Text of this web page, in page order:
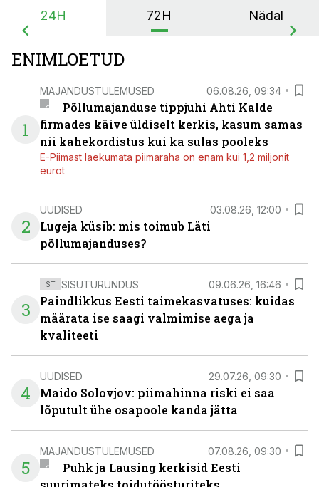
24H 72H Nädal
ENIMLOETUD
1
MAJANDUSTULEMUSED 06.08.26, 09:34
Põllumajanduse tippjuhi Ahti Kalde
firmades käive üldiselt kerkis, kasum samas
nii kahekordistus kui ka sulas pooleks
E-Piimast laekumata piimaraha on enam kui 1,2 miljonit
eurot
2
UUDISED 03.08.26, 12:00
Lugeja küsib: mis toimub Läti
põllumajanduses?
3
ST SISUTURUNDUS 09.06.26, 16:46
Paindlikkus Eesti taimekasvatuses: kuidas
määrata ise saagi valmimise aega ja
kvaliteeti
4
UUDISED 29.07.26, 09:30
Maido Solovjov: piimahinna riski ei saa
lõputult ühe osapoole kanda jätta
5
MAJANDUSTULEMUSED 07.08.26, 09:30
Puhk ja Lausing kerkisid Eesti